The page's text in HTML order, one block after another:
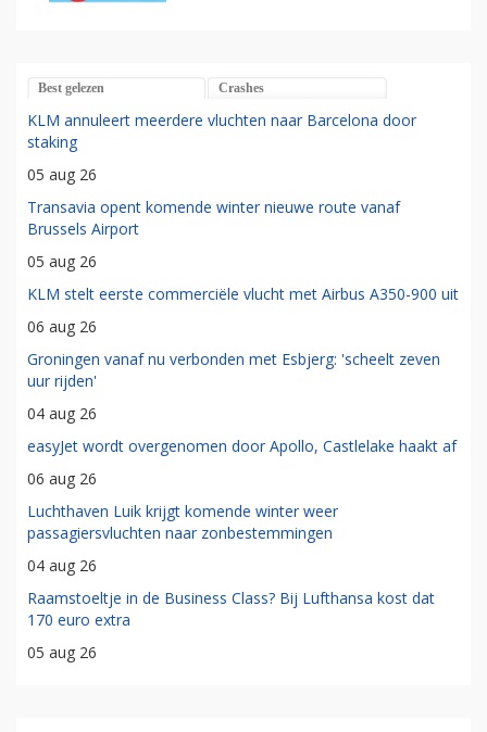
Best gelezen Crashes
KLM annuleert meerdere vluchten naar Barcelona door
staking
05 aug 26
Transavia opent komende winter nieuwe route vanaf
Brussels Airport
05 aug 26
KLM stelt eerste commerciële vlucht met Airbus A350-900 uit
06 aug 26
Groningen vanaf nu verbonden met Esbjerg: 'scheelt zeven
uur rijden'
04 aug 26
easyJet wordt overgenomen door Apollo, Castlelake haakt af
06 aug 26
Luchthaven Luik krijgt komende winter weer
passagiersvluchten naar zonbestemmingen
04 aug 26
Raamstoeltje in de Business Class? Bij Lufthansa kost dat
170 euro extra
05 aug 26